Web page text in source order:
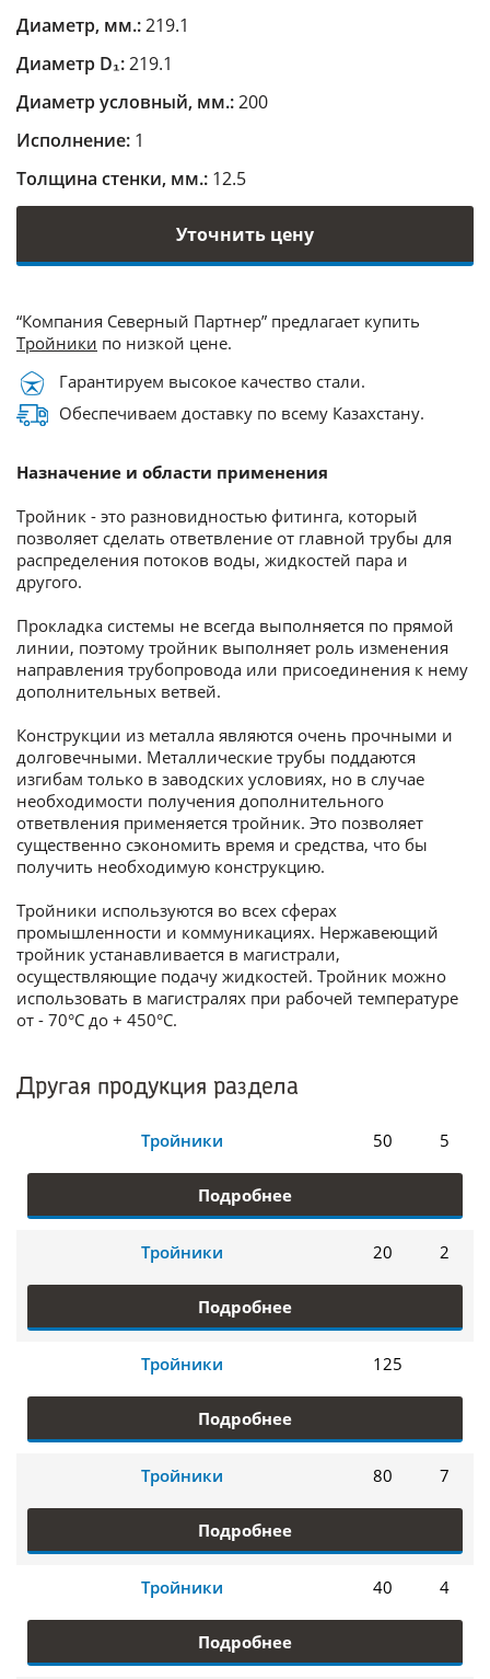
Диаметр, мм.:219.1
Диаметр D₁:219.1
Диаметр условный, мм.:200
Исполнение: 1
Толщина стенки, мм.: 12.5
Уточнить цену
“Компания Северный Партнер” предлагает купить
Тройники по низкой цене.
Гарантируем высокое качество стали.
Обеспечиваем доставку по всему Казахстану.
Назначение и области применения
Тройник - это разновидностью фитинга, который
позволяет сделать ответвление от главной трубы для
распределения потоков воды, жидкостей пара и
другого.
Прокладка системы не всегда выполняется по прямой
линии, поэтому тройник выполняет роль изменения
направления трубопровода или присоединения к нему
дополнительных ветвей.
Конструкции из металла являются очень прочными и
долговечными. Металлические трубы поддаются
изгибам только в заводских условиях, но в случае
необходимости получения дополнительного
ответвления применяется тройник. Это позволяет
существенно сэкономить время и средства, что бы
получить необходимую конструкцию.
Тройники используются во всех сферах
промышленности и коммуникациях. Нержавеющий
тройник устанавливается в магистрали,
осуществляющие подачу жидкостей. Тройник можно
использовать в магистралях при рабочей температуре
от - 70°С до + 450°С.
Другая продукция раздела
Тройники 50 5
Подробнее
Тройники 20 2
Подробнее
Тройники 125
Подробнее
Тройники 80 7
Подробнее
Тройники 40 4
Подробнее